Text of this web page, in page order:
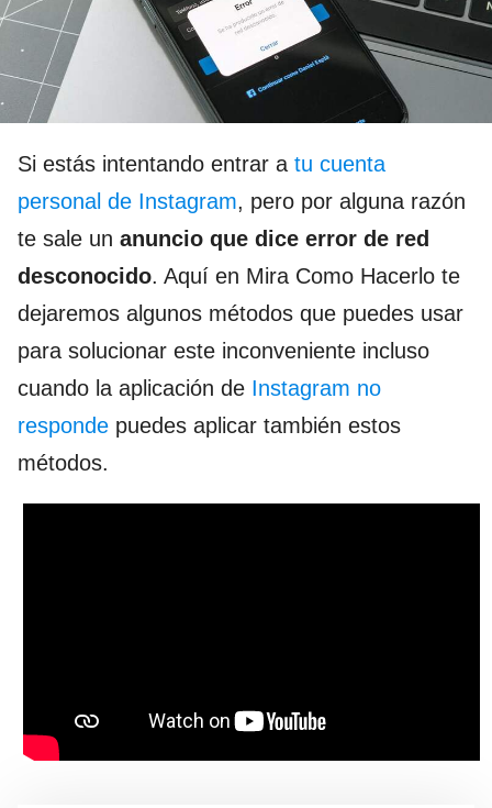
Si estás intentando entrar a tu cuenta
personal de Instagram, pero por alguna razón
te sale un anuncio que dice error de red
desconocido. Aquí en Mira Como Hacerlo te
dejaremos algunos métodos que puedes usar
para solucionar este inconveniente incluso
cuando la aplicación de Instagram no
responde puedes aplicar también estos
métodos.